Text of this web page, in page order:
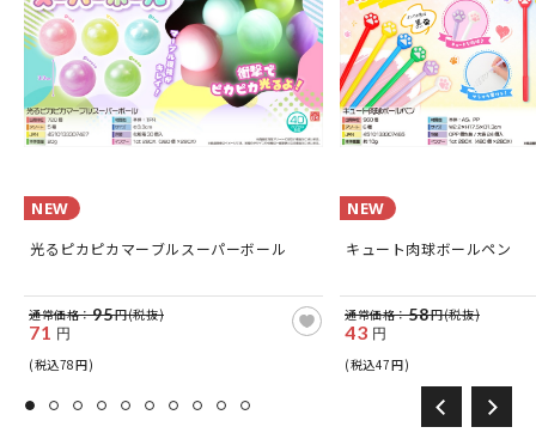
NEW
光るピカピカマーブルスーパーボール
通常価格：95円(税抜)
71 円
(税込78円)
NEW
キュート肉球ボールペン
通常価格：58円(税抜)
43 円
(税込47円)